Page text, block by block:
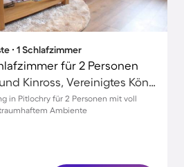
∙ 1 Schlafzimmer
für 2 Personen
Pitlochry, Perth und Kinross, Vereinigtes Königreich
in Pitlochry für 2 Personen mit voll
Ambiente